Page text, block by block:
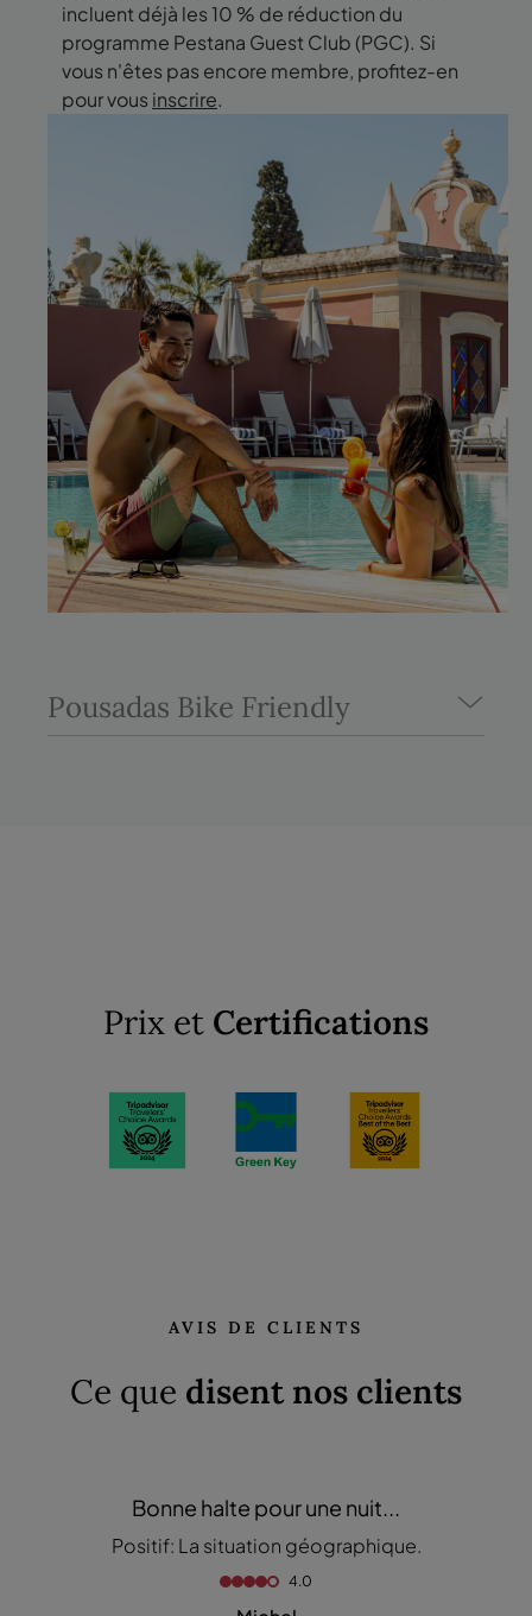
incluent déjà les 10 % de réduction du
programme Pestana Guest Club (PGC). Si
vous n'êtes pas encore membre, profitez-en
pour vous inscrire.
Pousadas Bike Friendly
Prix et Certifications
AVIS DE CLIENTS
Ce que disent nos clients
Bonne halte pour une nuit...
Positif: La situation géographique.
4.0